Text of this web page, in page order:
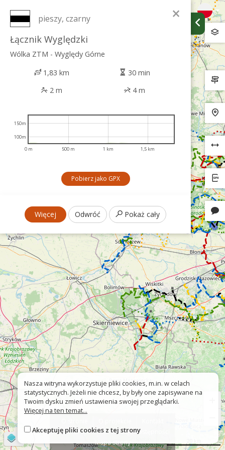
×
pieszy, czarny
Łącznik Wyględzki
Wólka ZTM - Wyględy Górne
1,83 km
30 min
2 m
4 m
0 m 500 m 1 km 1,5 km
100m
150m
Pobierz jako GPX
Więcej Odwróć Pokaż cały
Znak nie tak?
Deklaracja dostępności
Mapa strony
Nasza witryna wykorzystuje pliki cookies, m.in. w celach
statystycznych. Jeżeli nie chcesz, by były one zapisywane na
Twoim dysku zmień ustawienia swojej przeglądarki.
Więcej na ten temat...
Akceptuję pliki cookies z tej strony